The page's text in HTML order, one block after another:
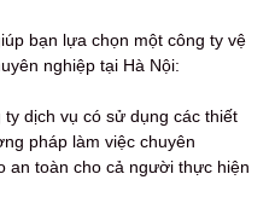
bạn lựa chọn một công ty vệ
nghiệp tại Hà Nội:
ty dịch vụ có sử dụng các thiết
pháp làm việc chuyên
an toàn cho cả người thực hiện